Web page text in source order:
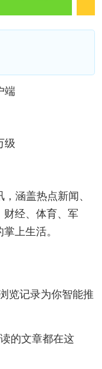
端
级
涵盖热点新闻、
经、体育、军
上生活。
览记录为你智能推
的文章都在这